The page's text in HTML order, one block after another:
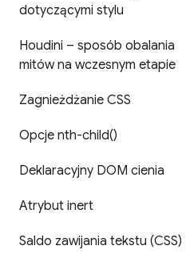
dotyczącymi stylu
Houdini – sposób obalania
mitów na wczesnym etapie
Zagnieżdżanie CSS
Opcje nth-child()
Deklaracyjny DOM cienia
Atrybut inert
Saldo zawijania tekstu (CSS)